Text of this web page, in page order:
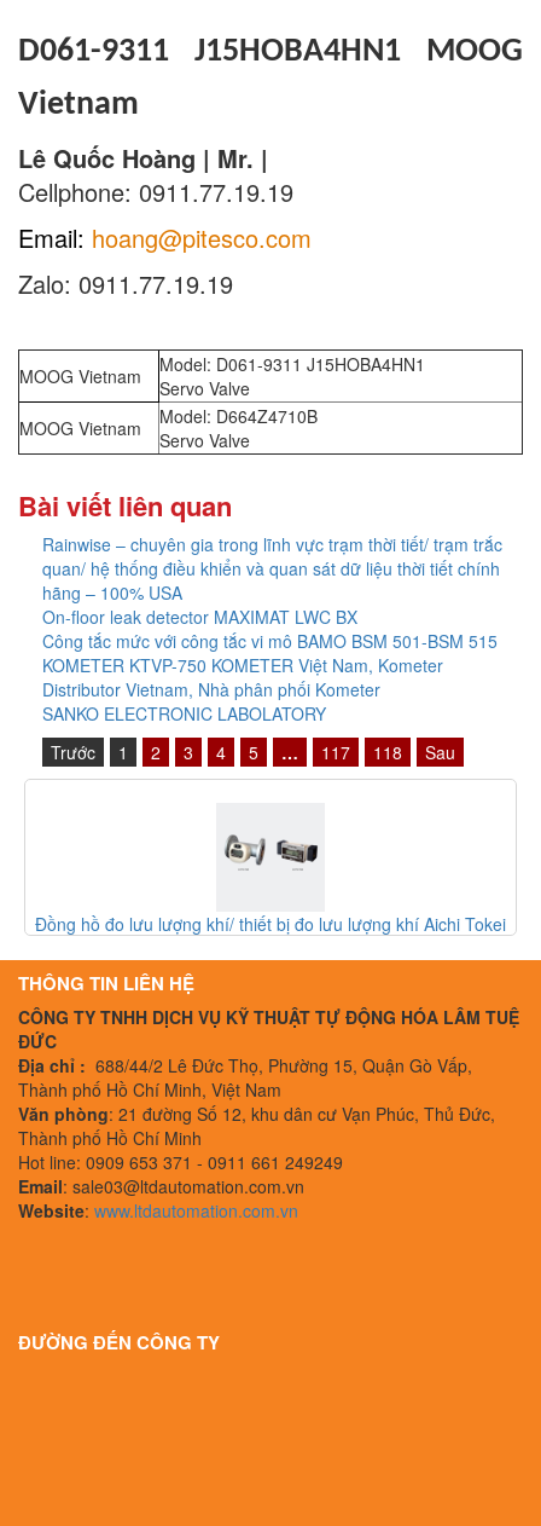
D061-9311 J15HOBA4HN1 MOOG
Vietnam
Lê Quốc Hoàng | Mr. |
Cellphone: 0911.77.19.19
Email: hoang@pitesco.com
Zalo: 0911.77.19.19
MOOG Vietnam
Model: D061-9311 J15HOBA4HN1
Servo Valve
MOOG Vietnam
Model: D664Z4710B
Servo Valve
Bài viết liên quan
Rainwise – chuyên gia trong lĩnh vực trạm thời tiết/ trạm trắc
quan/ hệ thống điều khiển và quan sát dữ liệu thời tiết chính
hãng – 100% USA
On-floor leak detector MAXIMAT LWC BX
Công tắc mức với công tắc vi mô BAMO BSM 501-BSM 515
KOMETER KTVP-750 KOMETER Việt Nam, Kometer
Distributor Vietnam, Nhà phân phối Kometer
SANKO ELECTRONIC LABOLATORY
Trước
1 2 3 4 5 … 117 118 Sau
khí Aichi Tokei Bộ chuyển mạch Stratix 5700 1783-
THÔNG TIN LIÊN HỆ
CÔNG TY TNHH DỊCH VỤ KỸ THUẬT TỰ ĐỘNG HÓA LÂM TUỆ
ĐỨC
Địa chỉ : 688/44/2 Lê Đức Thọ, Phường 15, Quận Gò Vấp,
Thành phố Hồ Chí Minh, Việt Nam
Văn phòng: 21 đường Số 12, khu dân cư Vạn Phúc, Thủ Đức,
Thành phố Hồ Chí Minh
Hot line: 0909 653 371 - 0911 661 249249
Email: sale03@ltdautomation.com.vn
Website: www.ltdautomation.com.vn
ĐƯỜNG ĐẾN CÔNG TY